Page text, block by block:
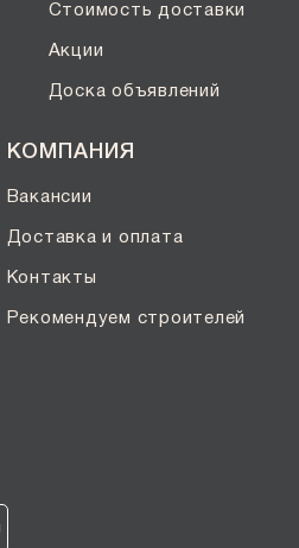
Стоимость доставки
Акции
Доска объявлений
КОМПАНИЯ
Вакансии
Доставка и оплата
Контакты
Рекомендуем строителей